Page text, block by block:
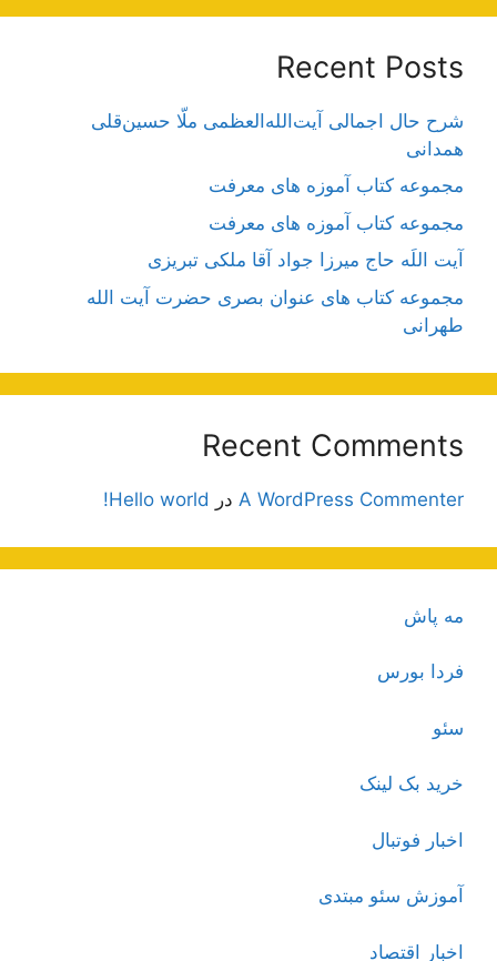
Recent Posts
شرح حال اجمالی آیت‌الله‌العظمی ملّا حسین‌قلی
همدانی
مجموعه کتاب آموزه های معرفت
مجموعه کتاب آموزه های معرفت
آیت اللَه حاج میرزا جواد آقا ملکی تبریزی
مجموعه کتاب های عنوان بصری حضرت آیت الله
طهرانی
Recent Comments
A WordPress Commenter در Hello world!
مه پاش
فردا بورس
سئو
خرید بک لینک
اخبار فوتبال
آموزش سئو مبتدی
اخبار اقتصاد